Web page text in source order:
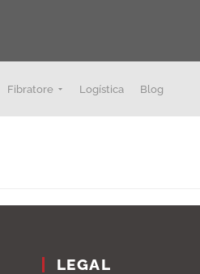
Fibratore Logística Blog
LEGAL